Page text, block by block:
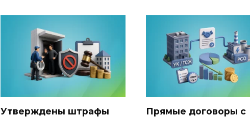
Утверждены штрафы
Прямые договоры с